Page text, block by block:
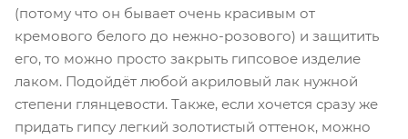
(потому что он бывает очень красивым от
кремового белого до нежно-розового) и защитить
его, то можно просто закрыть гипсовое изделие
лаком. Подойдёт любой акриловый лак нужной
степени глянцевости. Также, если хочется сразу же
придать гипсу легкий золотистый оттенок, можно